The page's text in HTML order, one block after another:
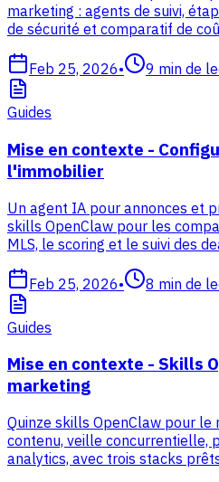
marketing : agents de suivi,
de sécurité et comparatif de
Feb 25, 2026• 9 min de
Guides
Mise en contexte -
l'immobilier
Un agent IA pour annonces et
skills OpenClaw pour les
MLS, le scoring et le suivi des
Feb 25, 2026• 8 min de
Guides
Mise en contexte - Skills
marketing
Quinze skills OpenClaw pour le
contenu, veille concurrentielle,
analytics, avec trois stacks